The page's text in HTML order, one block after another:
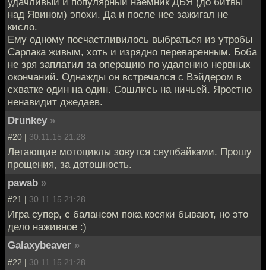
над Явином) эпохи. Да и после нее зажигал не
кисло.
Ему одному посчастливилось выбраться из утробы
Сарлака живым, хоть и изрядно переваренным. Боба
не зря заплатил за операцию по удалению нервных
окончаний. Однажды он встречался с Вэйдером в
схватке один на один. Сошлись на ничьей. Яростно
ненавидит джедаев.
Drunkey »
#20 | 30.11.15 21:28
Летающие мотоциклы зовутся свупбайками. Прошу
прощения, за дотошность.
pawab »
#21 | 30.11.15 21:28
Игра супер, с балансом пока косяки бывают, но это
дело наживное :)
Galaxybeaver »
#22 | 30.11.15 21:28